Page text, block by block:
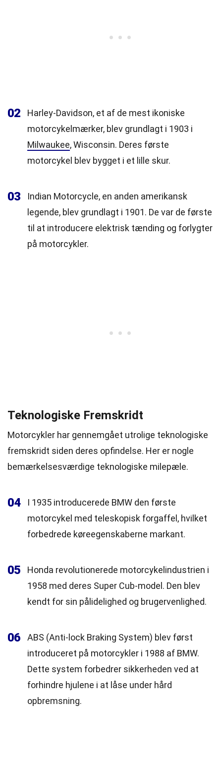
02
Harley-Davidson, et af de mest ikoniske
motorcykelmærker, blev grundlagt i 1903 i
Milwaukee, Wisconsin. Deres første
motorcykel blev bygget i et lille skur.
03
Indian Motorcycle, en anden amerikansk
legende, blev grundlagt i 1901. De var de første
til at introducere elektrisk tænding og forlygter
på motorcykler.
Teknologiske Fremskridt
Motorcykler har gennemgået utrolige teknologiske
fremskridt siden deres opfindelse. Her er nogle
bemærkelsesværdige teknologiske milepæle.
04
I 1935 introducerede BMW den første
motorcykel med teleskopisk forgaffel, hvilket
forbedrede køreegenskaberne markant.
05
Honda revolutionerede motorcykelindustrien i
1958 med deres Super Cub-model. Den blev
kendt for sin pålidelighed og brugervenlighed.
06
ABS (Anti-lock Braking System) blev først
introduceret på motorcykler i 1988 af BMW.
Dette system forbedrer sikkerheden ved at
forhindre hjulene i at låse under hård
opbremsning.